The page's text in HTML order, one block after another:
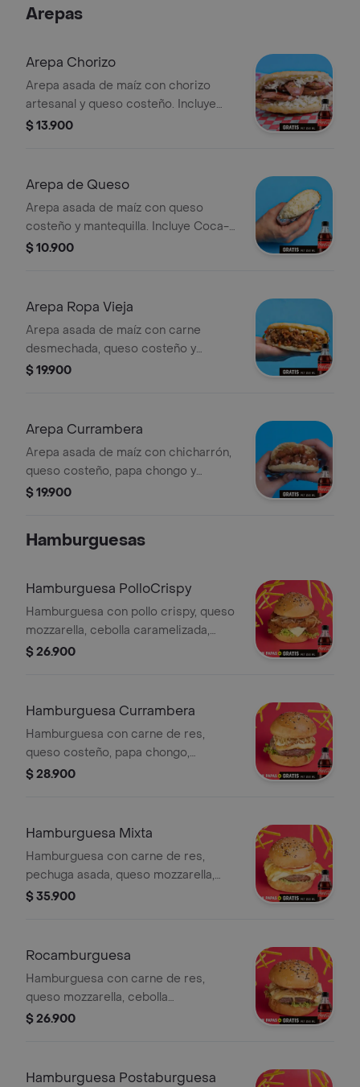
Arepas
Arepa Chorizo
Arepa asada de maíz con chorizo
artesanal y queso costeño. Incluye
Coca-Cola Zero 250 ml.
$ 13.900
Arepa de Queso
Arepa asada de maíz con queso
costeño y mantequilla. Incluye Coca-
Cola Zero 250 ml.
$ 10.900
Arepa Ropa Vieja
Arepa asada de maíz con carne
desmechada, queso costeño y
mantequilla. Incluye Coca-Cola Zero
$ 19.900
Arepa Currambera
Arepa asada de maíz con chicharrón,
queso costeño, papa chongo y
mantequilla. Incluye Coca-Cola Zero
$ 19.900
Hamburguesas
Hamburguesa PolloCrispy
Hamburguesa con pollo crispy, queso
mozzarella, cebolla caramelizada,
lechuga, papas a la francesa y Coca-
$ 26.900
Hamburguesa Currambera
Hamburguesa con carne de res,
queso costeño, papa chongo,
lechuga, papas a la francesa y Coca-
$ 28.900
Hamburguesa Mixta
Hamburguesa con carne de res,
pechuga asada, queso mozzarella,
lechuga, tomate, papas a la francesa y
$ 35.900
Rocamburguesa
Hamburguesa con carne de res,
queso mozzarella, cebolla
caramelizada, lechuga. Incluye papas
$ 26.900
Hamburguesa Postaburguesa